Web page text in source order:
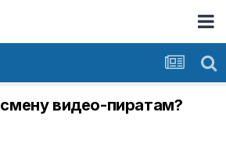
видео-пиратам?